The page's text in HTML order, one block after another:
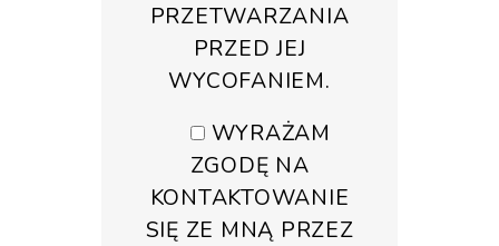
PRZETWARZANIA
PRZED JEJ
WYCOFANIEM.
WYRAŻAM
ZGODĘ NA
KONTAKTOWANIE
SIĘ ZE MNĄ PRZEZ